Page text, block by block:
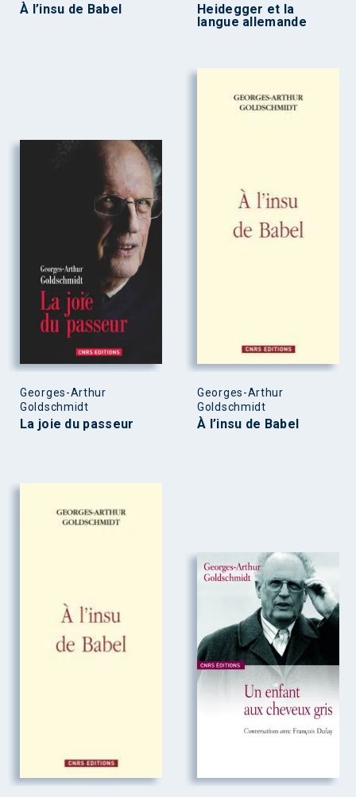
À l’insu de Babel
Heidegger et la
langue allemande
Georges-Arthur
Goldschmidt
La joie du passeur
Georges-Arthur
Goldschmidt
À l’insu de Babel